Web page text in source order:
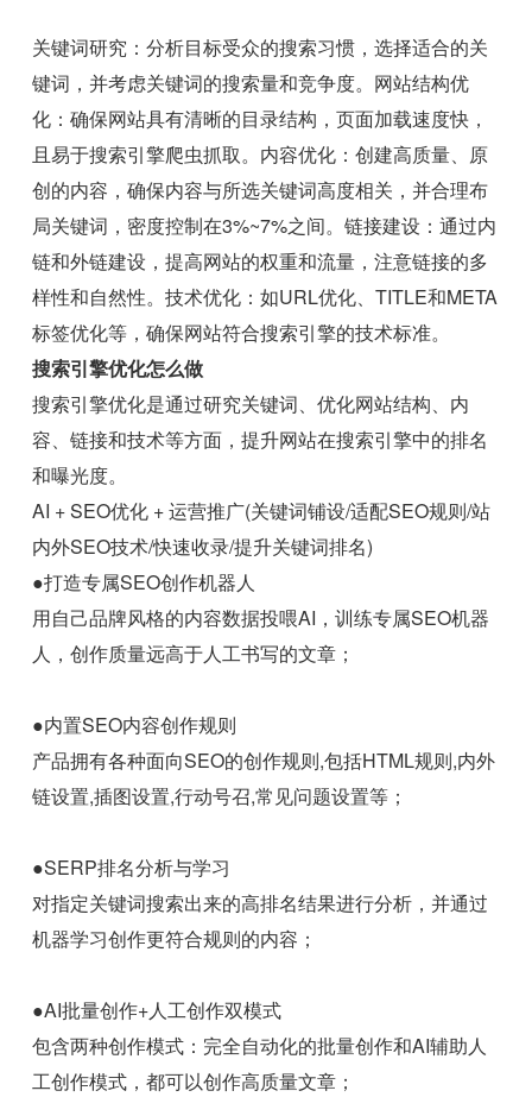
关键词研究：分析目标受众的搜索习惯，选择适合的关
键词，并考虑关键词的搜索量和竞争度。网站结构优
化：确保网站具有清晰的目录结构，页面加载速度快，
且易于搜索引擎爬虫抓取。内容优化：创建高质量、原
创的内容，确保内容与所选关键词高度相关，并合理布
局关键词，密度控制在3%~7%之间。链接建设：通过内
链和外链建设，提高网站的权重和流量，注意链接的多
样性和自然性。技术优化：如URL优化、TITLE和META
标签优化等，确保网站符合搜索引擎的技术标准。
搜索引擎优化怎么做
搜索引擎优化是通过研究关键词、优化网站结构、内
容、链接和技术等方面，提升网站在搜索引擎中的排名
和曝光度。
AI + SEO优化 + 运营推广(关键词铺设/适配SEO规则/站
内外SEO技术/快速收录/提升关键词排名)
●打造专属SEO创作机器人
用自己品牌风格的内容数据投喂AI，训练专属SEO机器
人，创作质量远高于人工书写的文章；
●内置SEO内容创作规则
产品拥有各种面向SEO的创作规则,包括HTML规则,内外
链设置,插图设置,行动号召,常见问题设置等；
●SERP排名分析与学习
对指定关键词搜索出来的高排名结果进行分析，并通过
机器学习创作更符合规则的内容；
●AI批量创作+人工创作双模式
包含两种创作模式：完全自动化的批量创作和AI辅助人
工创作模式，都可以创作高质量文章；